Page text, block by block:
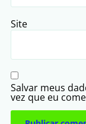
Site
Salvar meus
vez que eu